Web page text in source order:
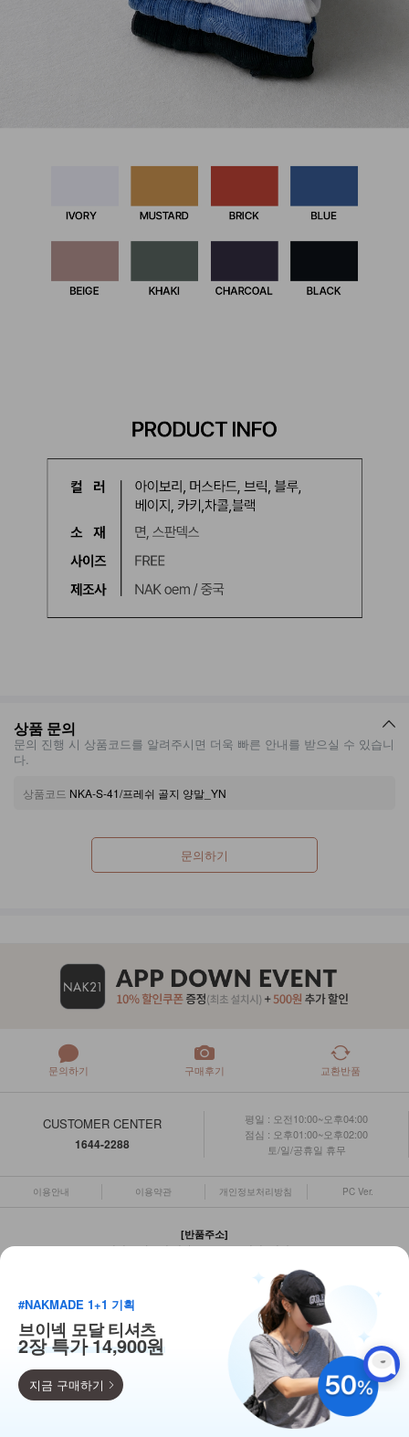
득템찬스
#NAKMADE 1+1 기획
브이넥 모달 티셔츠
2장 특가 14,900원
지금 구매하기
상품 문의
문의 진행 시 상품코드를 알려주시면 더욱 빠른 안내를 받으실 수 있습니
다.
상품코드 NKA-S-41/프레쉬 골지 양말_YN
문의하기
문의하기 구매후기 교환반품
CUSTOMER CENTER
1644-2288
평일 : 오전10:00~오후04:00
점심 : 오후01:00~오후02:00
토/일/공휴일 휴무
이용안내 이용약관 개인정보처리방침 PC Ver.
[반품주소]
경기도 양주시 평화로 1403 NK빌딩 (덕계동)
상점명 : 주식회사 엔케이아이엔씨 대표 :윤명애
대표전화 : 1644-2288 팩스 : 031)872-6199
주소 : 서울특별시 종로구 새문안로3길 7, 2층 201호
사업자등록번호 : 127-86-21153
통신판매업 신고 : 2024-서울종로-0343호
개인정보관리책임자 : 윤지원
ALL RIGHTS RESERVED.